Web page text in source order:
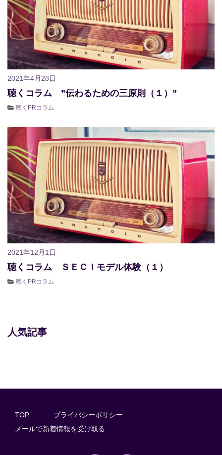
2021年4月28日
聴くコラム ”伝わるための三原則（１）”
聴くPRコラム
2021年12月1日
聴くコラム ＳＥＣＩモデル体験（１）
聴くPRコラム
人気記事
TOP
プライバシーポリシー
メールで新着情報を受け取る